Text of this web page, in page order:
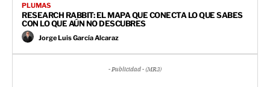
PLUMAS
RESEARCH RABBIT: EL MAPA QUE CONECTA LO QUE SABES
CON LO QUE AÚN NO DESCUBRES
Jorge Luis García Alcaraz
- Publicidad - (MR3)